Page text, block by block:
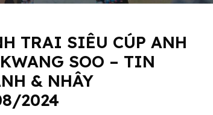
TRAI SIÊU CÚP ANH
SOO – TIN
& NHÂY
2024